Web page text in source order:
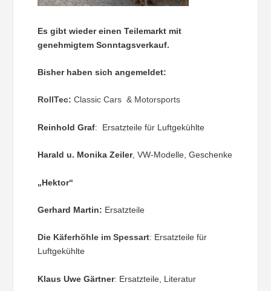
Es gibt wieder einen Teilemarkt mit
genehmigtem Sonntagsverkauf.
Bisher haben sich angemeldet:
RollTec:Classic Cars & Motorsports
Reinhold Graf: Ersatzteile für Luftgekühlte
Harald u. Monika Zeiler, VW-Modelle, Geschenke
„Hektor“
Gerhard Martin: Ersatzteile
Die Käferhöhle im Spessart: Ersatzteile für
Luftgekühlte
Klaus Uwe Gärtner: Ersatzteile, Literatur